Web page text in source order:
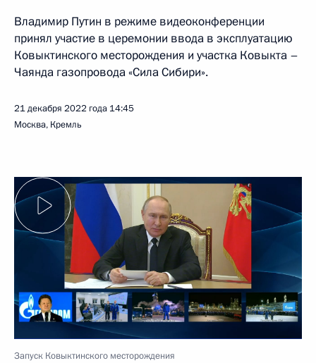
Владимир Путин в режиме видеоконференции
принял участие в церемонии ввода в эксплуатацию
Ковыктинского месторождения и участка Ковыкта –
Чаянда газопровода «Сила Сибири».
21 декабря 2022 года 14:45
Москва, Кремль
Запуск Ковыктинского месторождения